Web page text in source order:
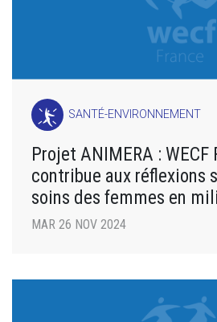
SANTÉ-ENVIRONNEMENT
Projet ANIMERA : WECF
contribue aux réflexions
soins des femmes en
MAR 26 NOV 2024